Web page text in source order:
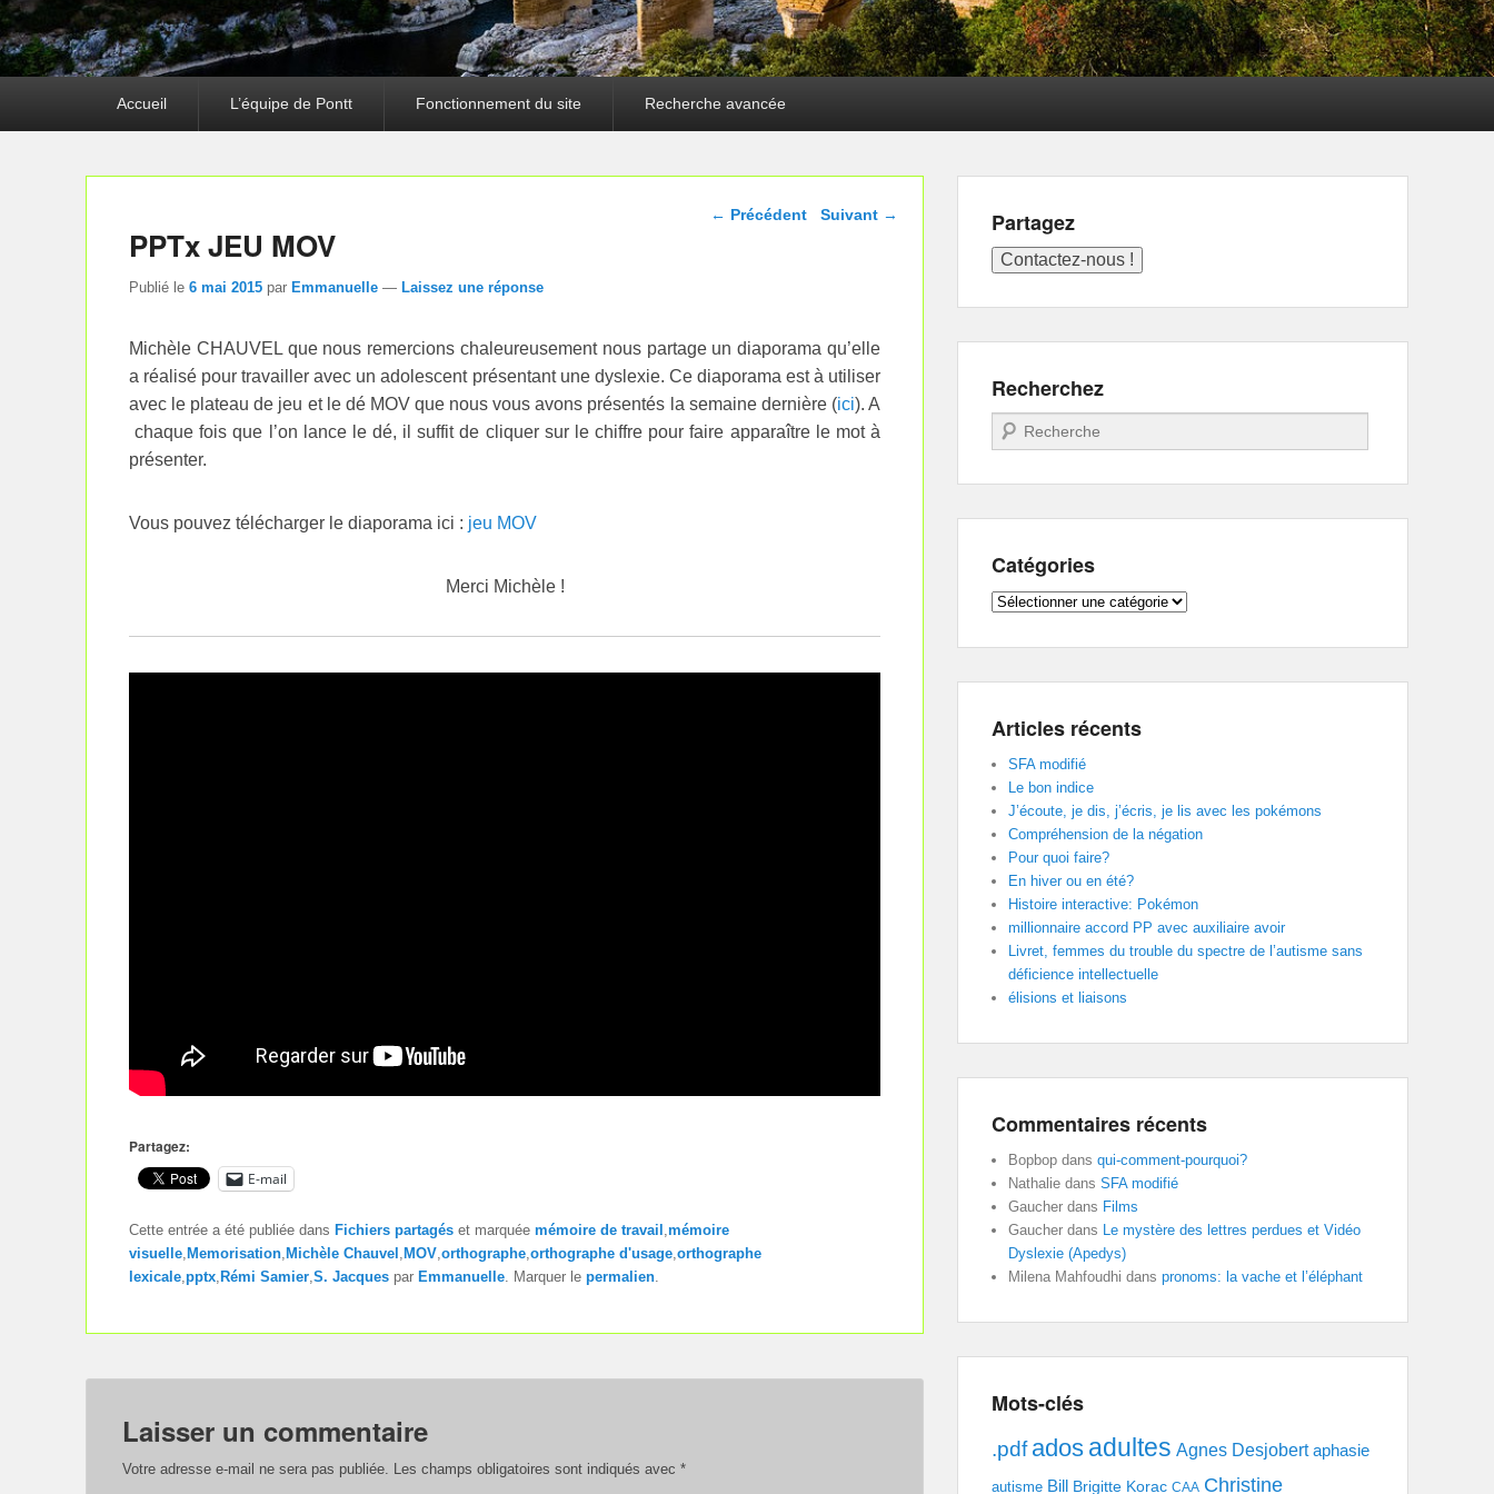
Accueil L’équipe de Pontt Fonctionnement du site Recherche avancée
Navigation dans les
← Précédent Suivant →
PPTx JEU MOV
Publié le 6 mai 2015 par Emmanuelle — Laissez une réponse
Michèle CHAUVEL que nous remercions chaleureusement nous partage un diaporama qu’elle
a réalisé pour travailler avec un adolescent présentant une dyslexie. Ce diaporama est à utiliser
avec le plateau de jeu et le dé MOV que nous vous avons présentés la semaine dernière (ici). A
chaque fois que l’on lance le dé, il suffit de cliquer sur le chiffre pour faire apparaître le mot à
présenter.
Vous pouvez télécharger le diaporama ici : jeu MOV
Merci Michèle !
Partagez:
E-mail
Cette entrée a été publiée dans Fichiers partagés et marquée mémoire de travail mémoire
visuelle Memorisation Michèle Chauvel MOV orthographe orthographe d'usage orthographe
lexicale pptx Rémi Samier S. Jacques par Emmanuelle . Marquer le permalien
Laisser un commentaire
Votre adresse e-mail ne sera pas publiée. Les champs obligatoires sont indiqués avec *
Partagez
Recherchez
Recherche
Catégories
Catégories
Articles récents
SFA modifié
Le bon indice
J’écoute, je dis, j’écris, je lis avec les pokémons
Compréhension de la négation
Pour quoi faire?
En hiver ou en été?
Histoire interactive: Pokémon
millionnaire accord PP avec auxiliaire avoir
Livret, femmes du trouble du spectre de l’autisme sans
déficience intellectuelle
élisions et liaisons
Commentaires récents
Bopbop dans qui-comment-pourquoi?
Nathalie dans SFA modifié
Gaucher dans Films
Gaucher dans Le mystère des lettres perdues et Vidéo
Dyslexie (Apedys)
Milena Mahfoudhi dans pronoms: la vache et l’éléphant
Mots-clés
.pdf ados adultes Agnes Desjobert aphasie
autisme Bill Brigitte Korac CAA Christine